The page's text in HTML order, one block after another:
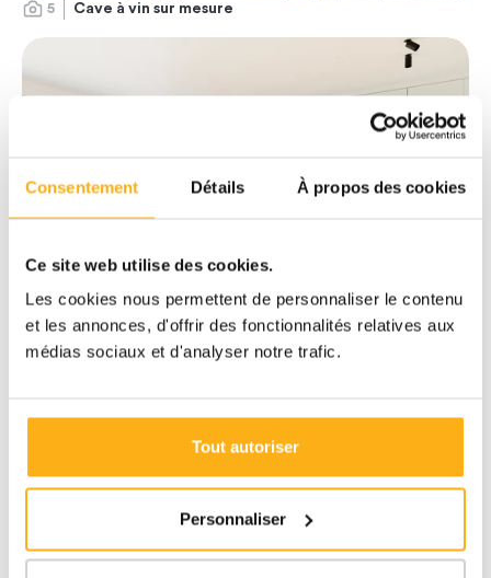
Consentement Détails À propos des cookies
Ce site web utilise des cookies.
Les cookies nous permettent de personnaliser le contenu
et les annonces, d'offrir des fonctionnalités relatives aux
médias sociaux et d'analyser notre trafic.
Tout autoriser
Personnaliser
5 Cave à vin sur mesure
4 Salle de jeux des enfants